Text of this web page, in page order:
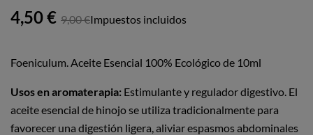
4,50 € 9,00 €Impuestos incluidos
Foeniculum. Aceite Esencial 100% Ecológico de 10ml
Usos en aromaterapia: Estimulante y regulador digestivo. El
aceite esencial de hinojo se utiliza tradicionalmente para
favorecer una digestión ligera, aliviar espasmos abdominales